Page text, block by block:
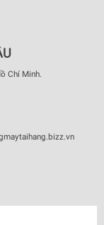
Chí Minh.